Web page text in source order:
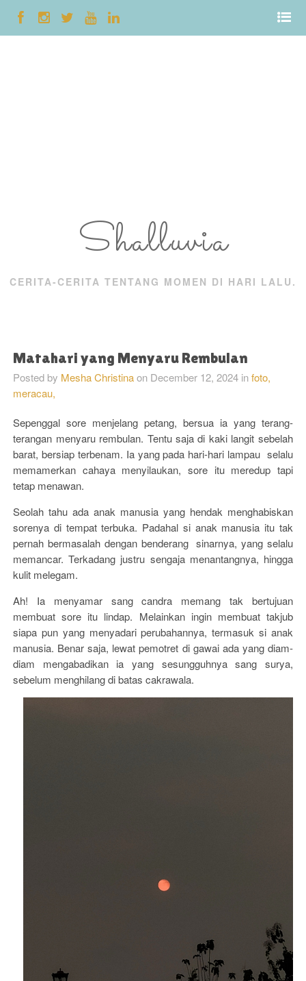
Shalluvia
CERITA-CERITA TENTANG MOMEN DI HARI LALU.
Matahari yang Menyaru Rembulan
Posted by Mesha Christina on December 12, 2024 infoto,
meracau,
Sepenggal sore menjelang petang, bersua ia yang terang-
terangan menyaru rembulan. Tentu saja di kaki langit sebelah
barat, bersiap terbenam. Ia yang pada hari-hari lampau selalu
memamerkan cahaya menyilaukan, sore itu meredup tapi
tetap menawan.
Seolah tahu ada anak manusia yang hendak menghabiskan
sorenya di tempat terbuka. Padahal si anak manusia itu tak
pernah bermasalah dengan benderang sinarnya, yang selalu
memancar. Terkadang justru sengaja menantangnya, hingga
kulit melegam.
Ah! Ia menyamar sang candra memang tak bertujuan
membuat sore itu lindap. Melainkan ingin membuat takjub
siapa pun yang menyadari perubahannya, termasuk si anak
manusia. Benar saja, lewat pemotret di gawai ada yang diam-
diam mengabadikan ia yang sesungguhnya sang surya,
sebelum menghilang di batas cakrawala.